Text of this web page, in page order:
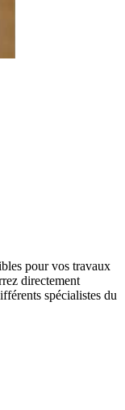
pour vos travaux
directement
spécialistes du